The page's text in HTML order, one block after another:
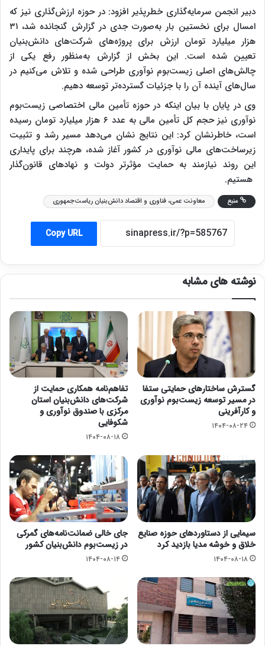
دبیر انجمن سرمایه‌گذاری خطرپذیر افزود: در حوزه ارزش‌گذاری نیز که
امسال برای نخستین بار به‌صورت جدی در گزارش گنجانده شد، ۳۱
هزار میلیارد تومان ارزش برای پروژه‌های شرکت‌های دانش‌بنیان
تعیین شده است. این بخش از گزارش به‌منظور رفع یکی از
چالش‌های اصلی زیست‌بوم نوآوری طراحی شده و تلاش می‌کنیم در
سال‌های آینده آن را با جزئیات گسترده‌تر توسعه دهیم.
وی در پایان با بیان اینکه در حوزه تأمین مالی اختصاصی زیست‌بوم
نوآوری نیز حجم کل تأمین مالی به عدد ۶ هزار میلیارد تومان رسیده
است، خاطرنشان کرد: این نتایج نشان می‌دهد مسیر رشد و تثبیت
زیرساخت‌های مالی نوآوری در کشور آغاز شده، هرچند برای پایداری
این روند نیازمند به حمایت مؤثرتر دولت و نهادهای قانون‌گذار
هستیم.
منبع معاونت عمی، فناوری و اقتصاد دانش‌بنیان ریاست‌جمهوری
Copy URL
نوشته های مشابه
گسترش ساختارهای حمایتی ستفا
در مسیر توسعه زیست‌بوم نوآوری
و کارآفرینی
۱۴۰۴-۰۸-۲۴
تفاهم‌نامه همکاری حمایت از
شرکت‌های دانش‌بنیان استان
مرکزی با صندوق نوآوری و
شکوفایی
۱۴۰۴-۰۸-۱۸
سیمایی از دستاوردهای حوزه صنایع
خلاق و خوشه مدیا بازدید کرد
۱۴۰۴-۰۸-۱۸
جای خالی ضمانت‌نامه‌های گمرکی
در زیست‌بوم دانش‌بنیان کشور
۱۴۰۴-۰۸-۱۴